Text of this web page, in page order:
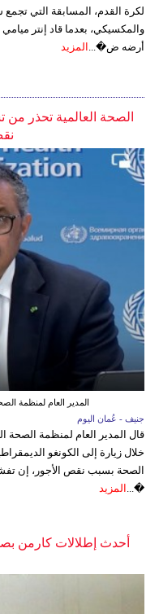
لكرة القدم، المسابقة التي تجمع
أرضه ض�...
المزيد
الصحة العالمية تحذر
المدير العام لمنظمة
جنيف - عُمان اليوم
قال المدير العام لمنظمة الصحة
خلال زيارة إلى الكونغو
الصحة بسبب نقص الأجور، إن
�... المزيد
أحدث إطلالات كارمن